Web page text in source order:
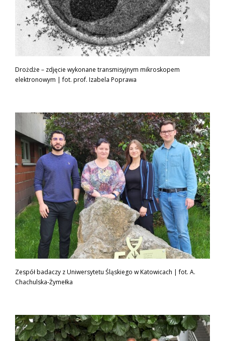
Drożdże – zdjęcie wykonane transmisyjnym mikroskopem
elektronowym | fot. prof. Izabela Poprawa
Zespół badaczy z Uniwersytetu Śląskiego w Katowicach | fot. A.
Chachulska-Żymełka